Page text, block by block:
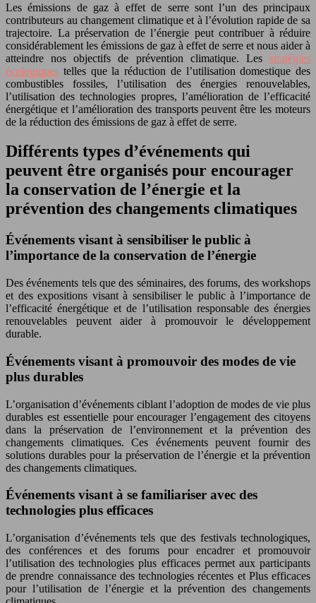
Les émissions de gaz à effet de serre sont l’un des principaux
contributeurs au changement climatique et à l’évolution rapide de sa
trajectoire. La préservation de l’énergie peut contribuer à réduire
considérablement les émissions de gaz à effet de serre et nous aider à
atteindre nos objectifs de prévention climatique. Les stratégies
écologiques telles que la réduction de l’utilisation domestique des
combustibles fossiles, l’utilisation des énergies renouvelables,
l’utilisation des technologies propres, l’amélioration de l’efficacité
énergétique et l’amélioration des transports peuvent être les moteurs
de la réduction des émissions de gaz à effet de serre.
Différents types d’événements qui
peuvent être organisés pour encourager
la conservation de l’énergie et la
prévention des changements climatiques
Événements visant à sensibiliser le public à
l’importance de la conservation de l’énergie
Des événements tels que des séminaires, des forums, des workshops
et des expositions visant à sensibiliser le public à l’importance de
l’efficacité énergétique et de l’utilisation responsable des énergies
renouvelables peuvent aider à promouvoir le développement
durable.
Événements visant à promouvoir des modes de vie
plus durables
L’organisation d’événements ciblant l’adoption de modes de vie plus
durables est essentielle pour encourager l’engagement des citoyens
dans la préservation de l’environnement et la prévention des
changements climatiques. Ces événements peuvent fournir des
solutions durables pour la préservation de l’énergie et la prévention
des changements climatiques.
Événements visant à se familiariser avec des
technologies plus efficaces
L’organisation d’événements tels que des festivals technologiques,
des conférences et des forums pour encadrer et promouvoir
l’utilisation des technologies plus efficaces permet aux participants
de prendre connaissance des technologies récentes et Plus efficaces
pour l’utilisation de l’énergie et la prévention des changements